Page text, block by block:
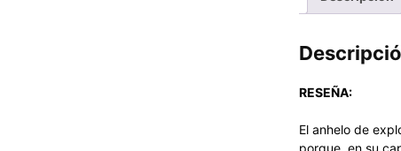
RESEÑA:
El anhelo de
porque, en su